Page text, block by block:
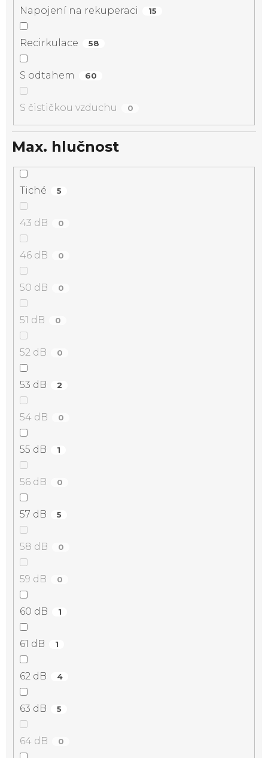
Napojení na rekuperaci 15
Recirkulace 58
S odtahem 60
S čističkou vzduchu 0
Max. hlučnost
Tiché 5
43 dB 0
46 dB 0
50 dB 0
51 dB 0
52 dB 0
53 dB 2
54 dB 0
55 dB 1
56 dB 0
57 dB 5
58 dB 0
59 dB 0
60 dB 1
61 dB 1
62 dB 4
63 dB 5
64 dB 0